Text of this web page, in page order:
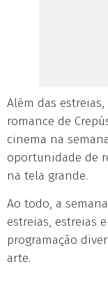
Além das
romance de
cinema na
oportunidade de
na tela grande.
Ao todo, a
estreias, estreias
programação
arte.